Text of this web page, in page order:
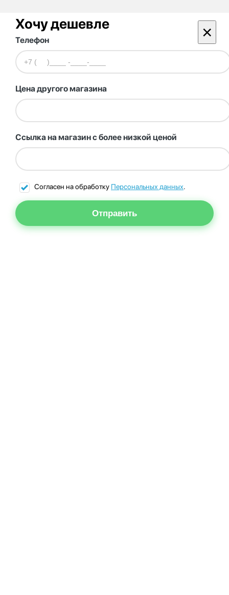
Хочу дешевле ×
Телефон
Цена другого магазина
Ссылка на магазин с более низкой ценой
Согласен на обработку Персональных данных.
Отправить